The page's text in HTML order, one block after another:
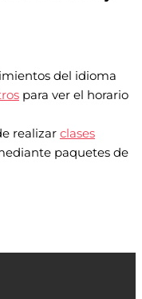
del idioma
para ver el horario
realizar clases
paquetes de